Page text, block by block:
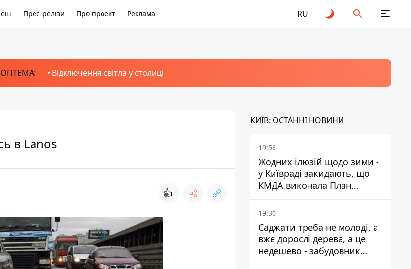
Прес-релізи Про проект Реклама RU
Відключення світла у столиці
в Lanos
👍
КИЇВ: ОСТАННІ НОВИНИ
19:56
Жодних ілюзій щодо зими -
у Київраді закидають, що
КМДА виконала План
стійкості на 20%
19:30
Саджати треба не молоді, а
вже дорослі дерева, а це
недешево - забудовник
Ніконов